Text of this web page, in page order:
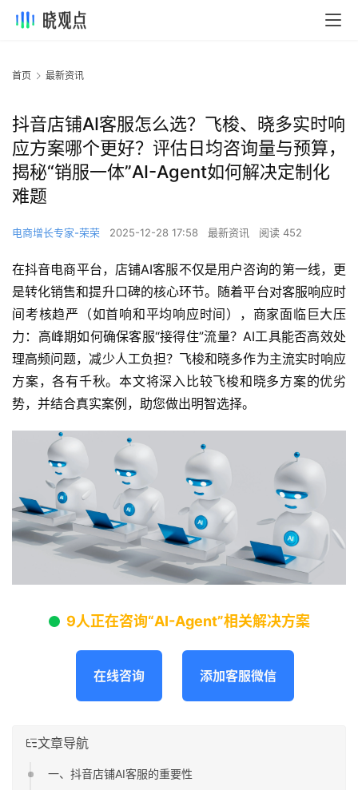
首页 最新资讯
抖音店铺AI客服怎么选？飞梭、晓多实时响
应方案哪个更好？评估日均咨询量与预算，
揭秘“销服一体”AI-Agent如何解决定制化
难题
电商增长专家-荣荣 2025-12-28 17:58 最新资讯 阅读 452
在抖音电商平台，店铺AI客服不仅是用户咨询的第一线，更
是转化销售和提升口碑的核心环节。随着平台对客服响应时
间考核趋严（如首响和平均响应时间），商家面临巨大压
力：高峰期如何确保客服“接得住”流量？AI工具能否高效处
理高频问题，减少人工负担？飞梭和晓多作为主流实时响应
方案，各有千秋。本文将深入比较飞梭和晓多方案的优劣
势，并结合真实案例，助您做出明智选择。
9人正在咨询“AI-Agent”相关解决方案
在线咨询 添加客服微信
文章导航
一、抖音店铺AI客服的重要性